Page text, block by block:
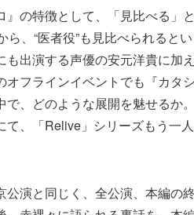
』の特徴として、「見比べる
ら、“医者役”も見比べられると
も出演する声優の安元洋貴に加
オフラインイベントでも『カタ
で、どのような展開を魅せるか。
て、「Relive」シリーズもう一
公演と同じく、全公演、本編の